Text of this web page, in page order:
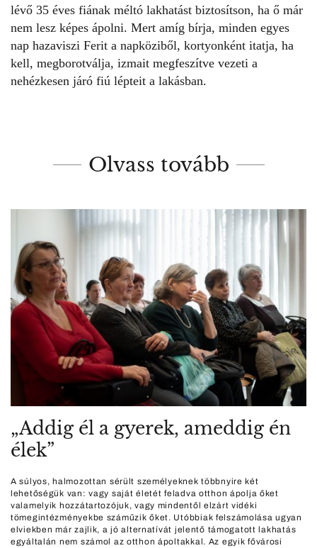
lévő 35 éves fiának méltó lakhatást biztosítson, ha ő már
nem lesz képes ápolni. Mert amíg bírja, minden egyes
nap hazaviszi Ferit a napköziből, kortyonként itatja, ha
kell, megborotválja, izmait megfeszítve vezeti a
nehézkesen járó fiú lépteit a lakásban.
Olvass tovább
„Addig él a gyerek, ameddig én
élek”
A súlyos, halmozottan sérült személyeknek többnyire két
lehetőségük van: vagy saját életét feladva otthon ápolja őket
valamelyik hozzátartozójuk, vagy mindentől elzárt vidéki
tömegintézményekbe száműzik őket. Utóbbiak felszámolása ugyan
elviekben már zajlik, a jó alternatívát jelentő támogatott lakhatás
egyáltalán nem számol az otthon ápoltakkal. Az egyik fővárosi